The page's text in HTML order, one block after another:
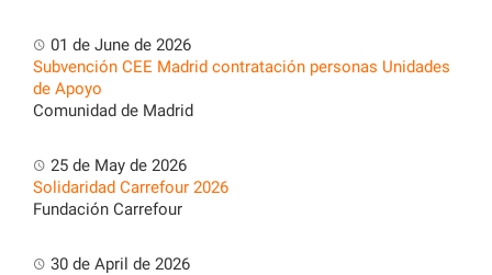
01 de June de 2026
Subvención CEE Madrid contratación personas Unidades
de Apoyo
Comunidad de Madrid
25 de May de 2026
Solidaridad Carrefour 2026
Fundación Carrefour
30 de April de 2026